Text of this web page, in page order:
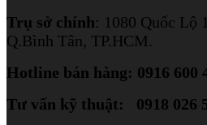
Trụ sở chính: 1080 Quốc Lộ
Q.Bình Tân, TP.HCM.
Hotline bán hàng: 0916
Tư vấn kỹ thuật: 0918 026